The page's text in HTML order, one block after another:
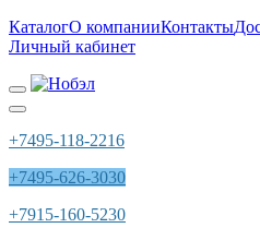
КаталогО компанииКонтакты
Личный кабинет
+7495-118-2216
+7495-626-3030
+7915-160-5230